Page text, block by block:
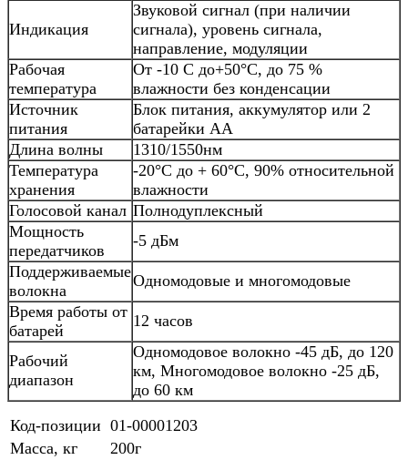
Индикация
Звуковой сигнал (при наличии
сигнала), уровень сигнала,
направление, модуляции
Рабочая
температура
От -10 C до+50°C, до 75 %
влажности без конденсации
Источник
питания
Блок питания, аккумулятор или 2
батарейки АА
Длина волны
1310/1550нм
Температура
хранения
-20°C до + 60°C, 90% относительной
влажности
Голосовой канал Полнодуплексный
Мощность
передатчиков
-5 дБм
Поддерживаемые
волокна
Одномодовые и многомодовые
Время работы от
батарей
12 часов
Рабочий
диапазон
Одномодовое волокно -45 дБ, до 120
км, Многомодовое волокно -25 дБ,
до 60 км
Код-позиции 01-00001203
Масса, кг
200г